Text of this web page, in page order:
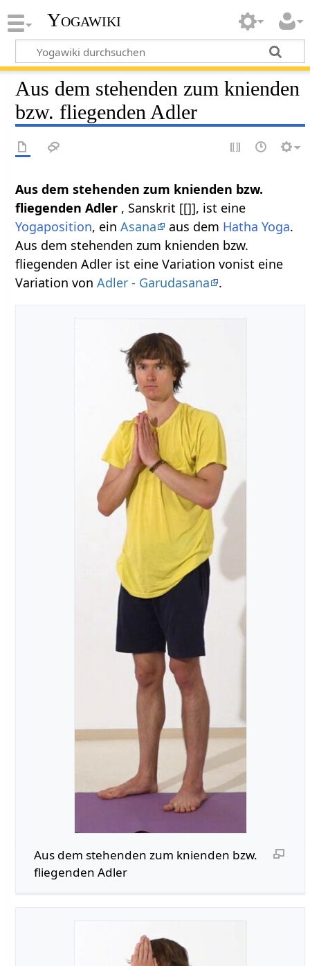
Yogawiki
Aus dem stehenden zum knienden
bzw. fliegenden Adler
Aus dem stehenden zum knienden bzw.
fliegenden Adler , Sanskrit [[]], ist eine
Yogaposition, einAsana aus dem Hatha Yoga.
Aus dem stehenden zum knienden bzw.
fliegenden Adler ist eine Variation vonist eine
Variation vonAdler - Garudasana .
Aus dem stehenden zum knienden bzw.
fliegenden Adler